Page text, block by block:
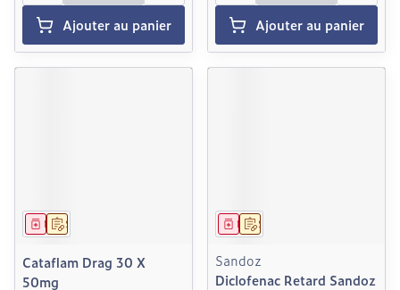
Ajouter au panier Ajouter au panier
Sur prescription
Médicament
Cataflam Drag 30 X
50mg
Sur prescription
Médicament
Sandoz
Diclofenac Retard Sandoz